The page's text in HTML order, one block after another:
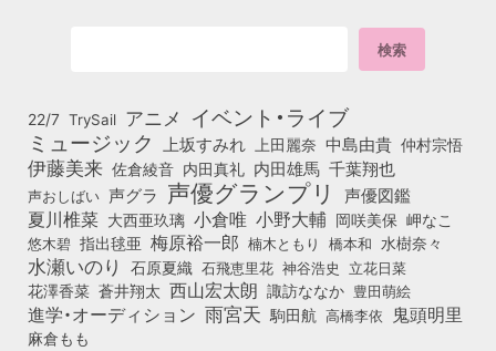
22/7 TrySail アニメ イベント・ライブ
ミュージック 上坂すみれ 上田麗奈 中島由貴 仲村宗悟
伊藤美来 佐倉綾音 内田真礼 内田雄馬 千葉翔也
声おしばい 声グラ 声優グランプリ 声優図鑑
夏川椎菜 大西亜玖璃 小倉唯 小野大輔 岡咲美保 岬なこ
悠木碧 指出毬亜 梅原裕一郎 楠木ともり 橋本和 水樹奈々
水瀬いのり 石原夏織 石飛恵里花 神谷浩史 立花日菜
花澤香菜 蒼井翔太 西山宏太朗 諏訪ななか 豊田萌絵
進学・オーディション 雨宮天 駒田航 高橋李依 鬼頭明里
麻倉もも